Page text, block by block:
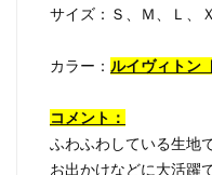
サイズ：Ｓ、Ｍ、Ｌ、
カラー： ルイヴィトン
コメント：
ふわふわしている生地
お出かけなどに大活躍